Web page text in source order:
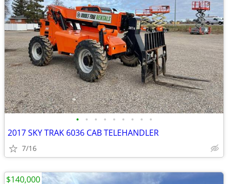
• • • • • • • • •
2017 SKY TRAK 6036 CAB TELEHANDLER
7/16
$140,000